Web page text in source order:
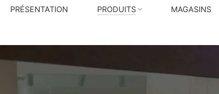
PRÉSENTATION PRODUITS MAGASINS